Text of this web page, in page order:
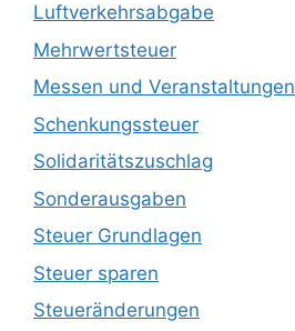
Luftverkehrsabgabe
Mehrwertsteuer
Messen und Veranstaltungen
Schenkungssteuer
Solidaritätszuschlag
Sonderausgaben
Steuer Grundlagen
Steuer sparen
Steueränderungen